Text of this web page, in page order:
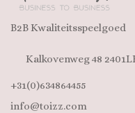
B2B Kwaliteitsspeelgoed
Kalkovenweg 48
+31(0)634864455
info@toizz.com